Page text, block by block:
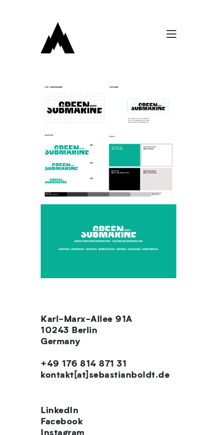
Karl-Marx-Allee 91A
10243 Berlin
Germany
+49 176 814 871 31
kontakt[at]sebastianboldt.de
LinkedIn
Facebook